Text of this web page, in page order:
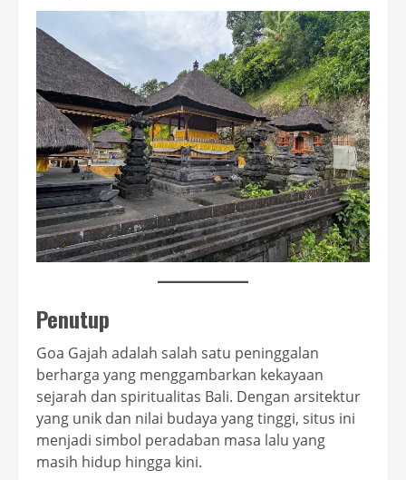
Penutup
Goa Gajah adalah salah satu peninggalan
berharga yang menggambarkan kekayaan
sejarah dan spiritualitas Bali. Dengan arsitektur
yang unik dan nilai budaya yang tinggi, situs ini
menjadi simbol peradaban masa lalu yang
masih hidup hingga kini.